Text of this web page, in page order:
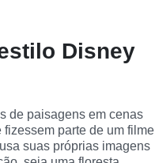
Disney
de paisagens em cenas
parte de um filme
suas próprias imagens